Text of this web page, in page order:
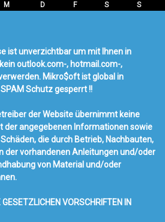
ist unverzichtbar um mit Ihnen in
outlook.com-, hotmail.com-,
Mikro$oft ist global in
Schutz gesperrt !!
der Website übernimmt keine
der angegebenen Informationen sowie
die durch Betrieb, Nachbauten,
der vorhandenen Anleitungen und/oder
von Material und/oder
VORSCHRIFTEN IN
M D F S S
12 13 14 15
19 20 21 22
26 27 28 29
« MÄRZ
mit DMR